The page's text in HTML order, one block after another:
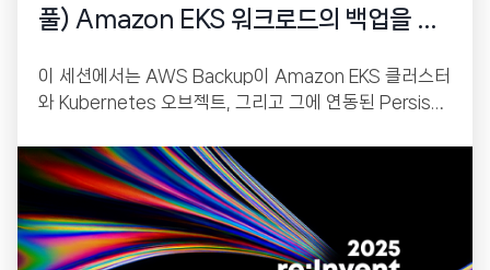
풀) Amazon EKS 워크로드의 백업을 간
이 세션에서는 AWS Backup이 Amazon EKS 클러스터
와 Kubernetes 오브젝트, 그리고 그에 연동된 Persiste
식으로 보호할 수 있는지 소개했습니다. AWS Backup은
단순한 백업 서비스가 아니라, 재해 복구(DR), 랜섬웨어
복원력, 불변(Immutable) 백업, 멀티 계정·멀티 리전 아
키텍처까지 지원하는 강력한 데이터 보호 플랫폼입니다.
이번 발표는 EKS 클러스터 운영자, DevOps 엔지니어,